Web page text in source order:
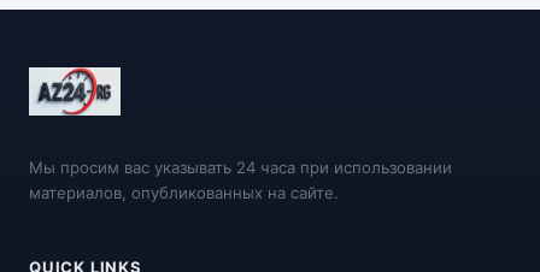
Мы просим вас указывать 24 часа при использовании
материалов, опубликованных на сайте.
QUICK LINKS